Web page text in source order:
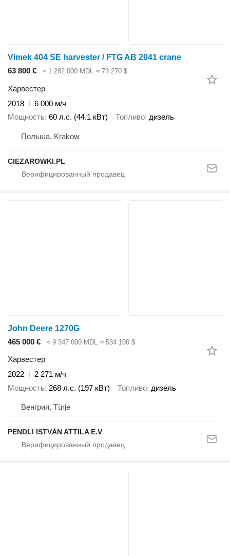
Vimek 404 SE harvester / FTG AB 2041 crane
63 800 €
≈ 1 282 000 MDL ≈ 73 270 $
Харвестер
2018
6 000 м/ч
Мощность 60 л.с. (44.1 кВт) Топливо дизель
Польша, Krakow
CIEZAROWKI.PL
John Deere 1270G
465 000 €
≈ 9 347 000 MDL ≈ 534 100 $
Харвестер
2022
2 271 м/ч
Мощность 268 л.с. (197 кВт) Топливо дизель
Венгрия, Türje
PENDLI ISTVÁN ATTILA E.V